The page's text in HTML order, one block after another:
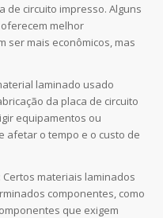
de circuito impresso. Alguns
melhor
ser mais econômicos, mas
laminado usado
da placa de circuito
equipamentos ou
afetar o tempo e o custo de
materiais laminados
componentes, como
que exigem